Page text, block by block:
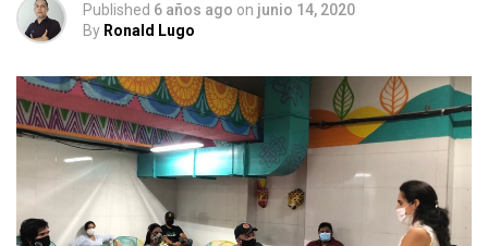
Published 6 años ago on junio 14, 2020
By Ronald Lugo